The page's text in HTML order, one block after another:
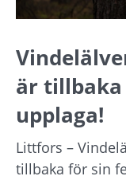
är
upplaga!
Littfors –
tillbaka för sin